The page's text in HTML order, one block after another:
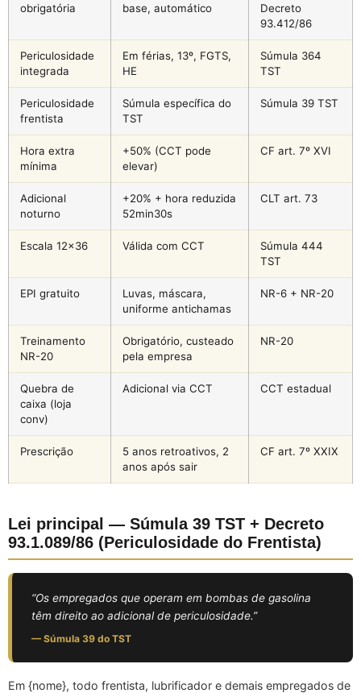
obrigatória
base, automático
Decreto
93.412/86
Periculosidade
integrada
Em férias, 13º, FGTS,
HE
Súmula 364
TST
Periculosidade
frentista
Súmula específica do
TST
Súmula 39 TST
Hora extra
mínima
+50% (CCT pode
elevar)
CF art. 7º XVI
Adicional
noturno
+20% + hora reduzida
52min30s
CLT art. 73
Escala 12×36 Válida com CCT
Súmula 444
TST
EPI gratuito
Luvas, máscara,
uniforme antichamas
NR-6 + NR-20
Treinamento
NR-20
Obrigatório, custeado
pela empresa
NR-20
Quebra de
caixa (loja
conv)
Adicional via CCT CCT estadual
Prescrição
5 anos retroativos, 2
anos após sair
CF art. 7º XXIX
Lei principal — Súmula 39 TST + Decreto
93.1.089/86 (Periculosidade do Frentista)
“Os empregados que operam em bombas de gasolina
têm direito ao adicional de periculosidade.”
— Súmula 39 do TST
Em {nome}, todo frentista, lubrificador e demais empregados de